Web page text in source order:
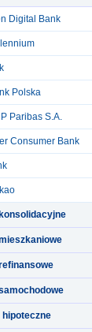
Digital Bank
Polska
Paribas S.A.
Consumer Bank